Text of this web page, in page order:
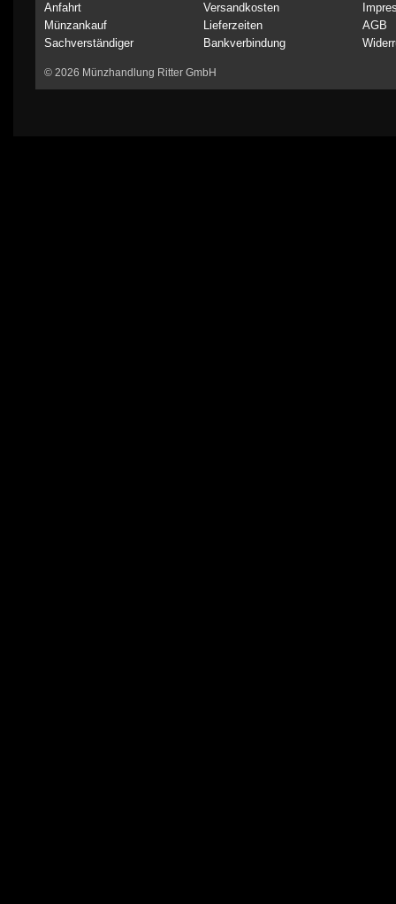
Anfahrt
Münzankauf
Sachverständiger
Versandkosten
Lieferzeiten
Bankverbindung
AGB
© 2026 Münzhandlung Ritter GmbH